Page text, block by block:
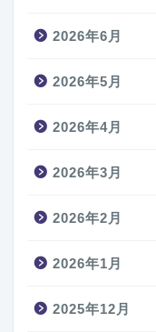
2026年6月
2026年5月
2026年4月
2026年3月
2026年2月
2026年1月
2025年12月